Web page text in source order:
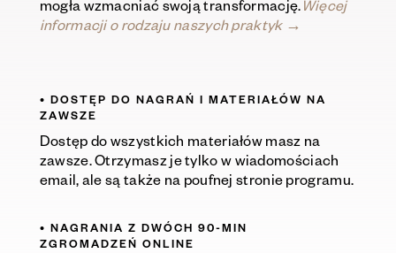
mogła wzmacniać swoją transformację. Więcej
informacji o rodzaju naszych praktyk →
• DOSTĘP DO NAGRAŃ I MATERIAŁÓW NA
ZAWSZE
Dostęp do wszystkich materiałów masz na
zawsze. Otrzymaszje tylko w wiadomościach
email, ale są także na poufnej stronie programu.
• NAGRANIA Z DWÓCH 90-MIN
ZGROM ADZEŃ ONLINE